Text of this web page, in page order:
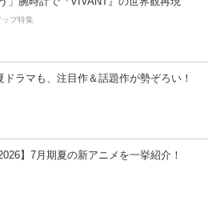
ップ特集
ドラマも、注目作＆話題作が勢ぞろい！
】7月期夏の新アニメを一挙紹介！